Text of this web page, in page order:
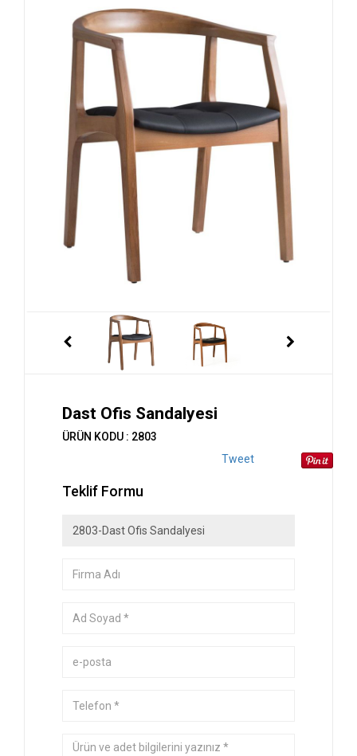
Dast Ofis Sandalyesi
ÜRÜN KODU : 2803
Tweet
Teklif Formu